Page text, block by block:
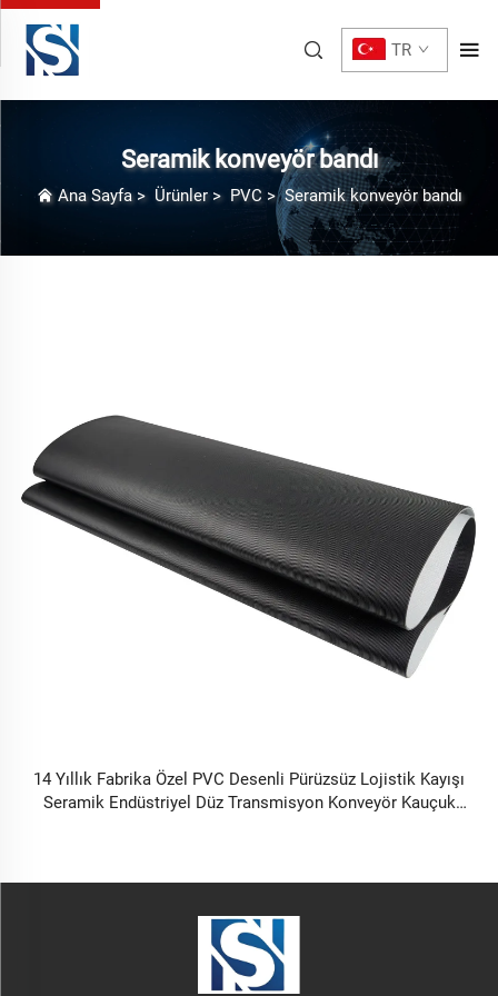
TR
Seramik konveyör bandı
Ana Sayfa> Ürünler> PVC >Seramik konveyör bandı
14 Yıllık Fabrika Özel PVC Desenli Pürüzsüz Lojistik Kayışı
Seramik Endüstriyel Düz Transmisyon Konveyör Kauçuk